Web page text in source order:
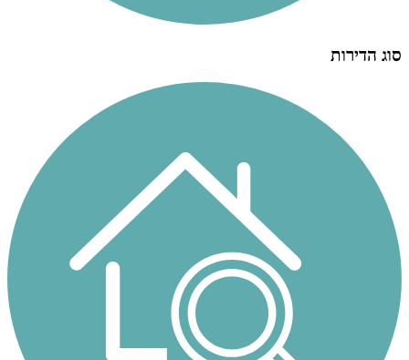
סוג הדירות